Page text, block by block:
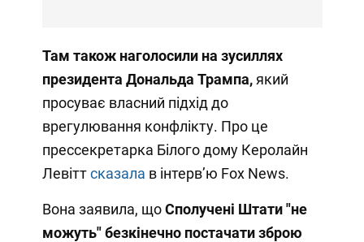
Там також наголосили на зусиллях
президента Дональда Трампа, який
просуває власний підхід до
врегулювання конфлікту. Про це
прессекретарка Білого дому Керолайн
Левіттсказала в інтервʼю Fox News.
Вона заявила, щоСполучені Штати "не
можуть" безкінечно постачати зброю